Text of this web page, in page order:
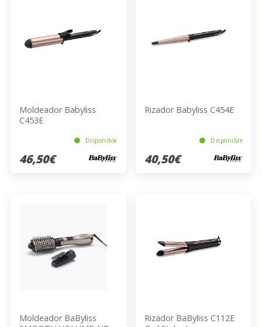
Moldeador Babyliss
C453E
Disponible
46,50€
Rizador Babyliss C454E
Disponible
40,50€
Moldeador BaByliss
Rizador BaByliss C112E